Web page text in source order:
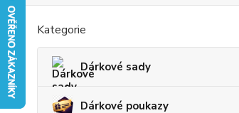
Kategorie
Dárkové sady
Dárkové poukazy